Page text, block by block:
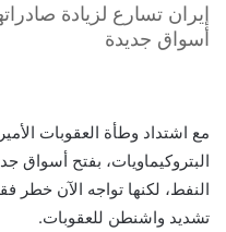
إيران تسارع لزيادة
أسواق جديدة
مع اشتداد وطأة العقوبات
البتروكيماويات، بفتح أسواق
النفط، لكنها تواجه الآن خطر
تشديد واشنطن للعقوبات.